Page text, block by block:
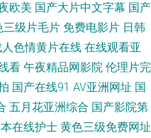
月天av 不卡AV电影网站 视频福利
美成人手机在线观看 俺去也欧洲
手机国产 欧美国产国产激情 草黑
久网站 日韩无码高清一区 www尤
欧美 国产大片中文字幕 国产
三级片毛片 免费电影片 日韩
人色情黄片在线 在线观看亚
看 午夜精品网影院 伦理片完
国产在线91 AV亚洲网址 国
五月花亚洲综合 国产影院第
在线护士 黄色三级免费网址